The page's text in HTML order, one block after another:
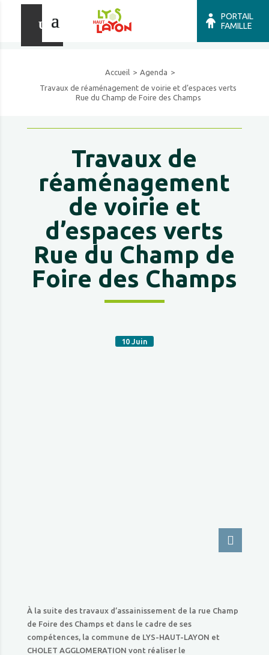
PORTAIL
FAMILLE
Accueil
Agenda
Travaux de réaménagement de voirie et d’espaces verts
Rue du Champ de Foire des Champs
Travaux de
réaménagement
de voirie et
d’espaces verts
Rue du Champ de
Foire des Champs
10 Juin
À la suite des travaux d’assainissement de la rue Champ
de Foire des Champs et dans le cadre de ses
compétences, la commune de LYS-HAUT-LAYON et
CHOLET AGGLOMERATION vont réaliser le